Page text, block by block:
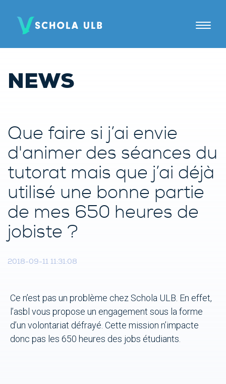
Elèves
Parents
Tuteurs
Établissements
CONTACT
NOUS SOUTENIR
NEWS
Que faire si j’ai envie
d'animer des séances du
tutorat mais que j’ai déjà
utilisé une bonne partie
de mes 650 heures de
jobiste ?
2018-09-11 11:31:08
Ce n’est pas un problème chez Schola ULB. En effet,
l’asbl vous propose un engagement sous la forme
d’un volontariat défrayé. Cette mission n’impacte
donc pas les 650 heures des jobs étudiants.